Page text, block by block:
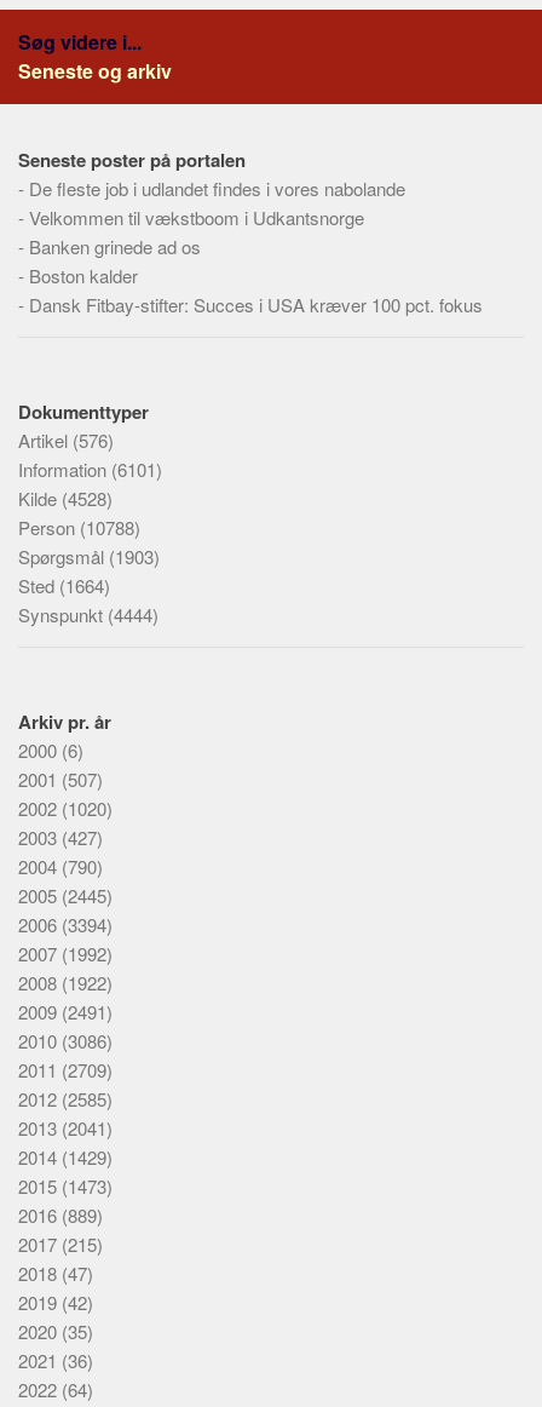
Søg videre i...
Seneste og arkiv
Seneste poster på portalen
- De fleste job i udlandet findes i vores nabolande
-Velkommen til vækstboom i Udkantsnorge
- Banken grinede ad os
- Boston kalder
- Dansk Fitbay-stifter: Succes i USA kræver 100 pct. fokus
Dokumenttyper
Artikel (576)
Information (6101)
Kilde (4528)
Person (10788)
Spørgsmål (1903)
Sted (1664)
Synspunkt (4444)
Arkiv pr. år
2000 (6)
2001 (507)
2002 (1020)
2003 (427)
2004 (790)
2005 (2445)
2006 (3394)
2007 (1992)
2008 (1922)
2009 (2491)
2010 (3086)
2011 (2709)
2012 (2585)
2013 (2041)
2014 (1429)
2015 (1473)
2016 (889)
2017 (215)
2018 (47)
2019 (42)
2020 (35)
2021 (36)
2022 (64)